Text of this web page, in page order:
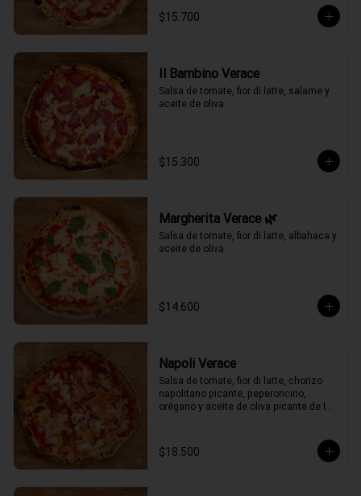
$15.700
Il Bambino Verace
Salsa de tomate, fior di latte, salame y
aceite de oliva.
$15.300
Margherita Verace 🌿
Salsa de tomate, fior di latte, albahaca y
aceite de oliva.
$14.600
Napoli Verace
Salsa de tomate, fior di latte, chorizo
napolitano picante, peperoncino,
orégano y aceite de oliva picante de la
$18.500